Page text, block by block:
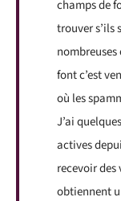
champs de
trouver s’ils
nombreuses
font c’est
où les
J’ai
actives
recevoir
obtiennent